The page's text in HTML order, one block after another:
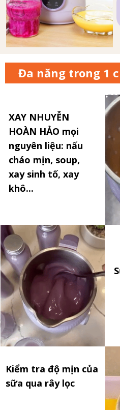
XAY NHUYỄN
HOÀN HẢO mọi
nguyên liệu: nấu
cháo mịn, soup,
xay sinh tố, xay
khô...
Kiểm tra độ mịn của
sữa qua rây lọc
Đa năng trong 1
gọn